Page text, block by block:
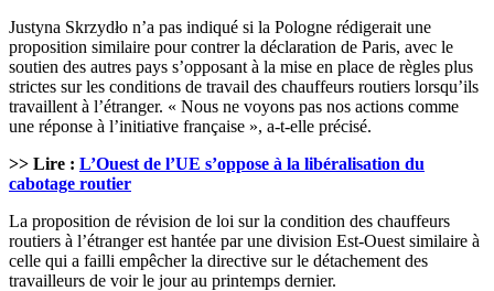
Justyna Skrzydło n’a pas indiqué si la Pologne rédigerait une
proposition similaire pour contrer la déclaration de Paris, avec le
soutien des autres pays s’opposant à la mise en place de règles plus
strictes sur les conditions de travail des chauffeurs routiers lorsqu’ils
travaillent à l’étranger. « Nous ne voyons pas nos actions comme
une réponse à l’initiative française », a-t-elle précisé.
>> Lire : L’Ouest de l’UE s’oppose à la libéralisation du
cabotage routier
La proposition de révision de loi sur la condition des chauffeurs
routiers à l’étranger est hantée par une division Est-Ouest similaire à
celle qui a failli empêcher la directive sur le détachement des
travailleurs de voir le jour au printemps dernier.